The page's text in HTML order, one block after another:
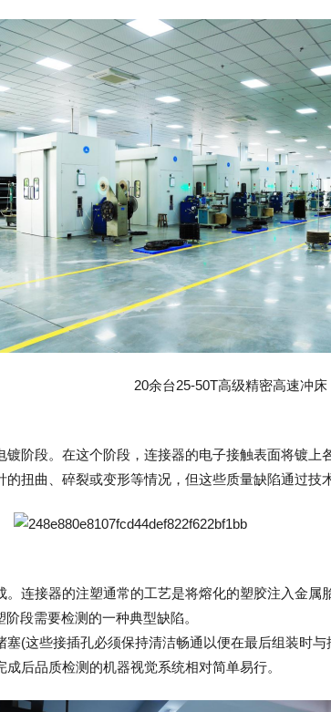
20余台25-50T高级精密高速冲床
阶段。‌在这个阶段，‌连接器的电子接触表面将镀
扭曲、‌碎裂或变形等情况，‌但这些质量缺陷通过技
。连接器的注塑通常的工艺是将熔化的塑胶注入金
段需要检测的一种典型缺陷。
塞(这些接插孔必须保持清洁畅通以便在最后组装时
后品质检测的机器视觉系统相对简单易行。